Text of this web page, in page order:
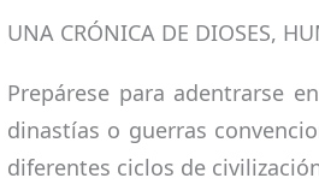
UNA CRÓNICA DE DIOSES,
Prepárese para adentrarse
dinastías o guerras
diferentes ciclos de